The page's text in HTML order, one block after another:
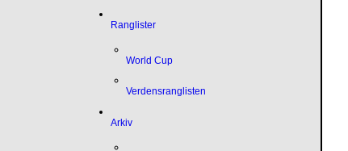
Ranglister
World Cup
Verdensranglisten
Arkiv